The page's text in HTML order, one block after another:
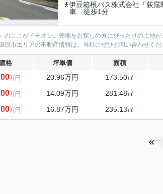
伊豆箱根バス株式会社「荻窪
車 徒歩1分
のここがイチオシ。売地をお探しの方にぴったりの土地
原市エリアの不動産情報は、当社にぜひお問い合わせくだ
格 坪単価 面積
万円 20.96万円 173.50㎡
万円 14.09万円 281.48㎡
万円 16.87万円 235.13㎡